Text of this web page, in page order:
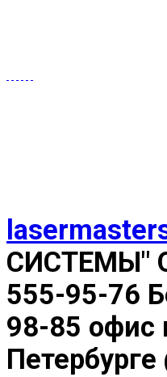
СИСТЕМЫ"
555-95-76
98-85 офис
Петербурге